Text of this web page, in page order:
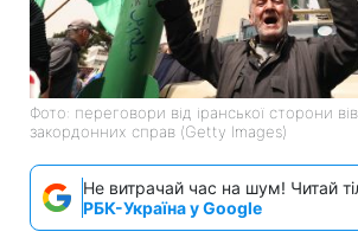
Фото: переговори від іранської сторони вів
закордонних справ (Getty Images)
Не витрачай час на шум! Читай
РБК-Україна у Google